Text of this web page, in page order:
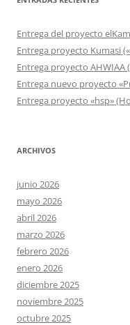
Entrega del proyecto
Entrega proyecto Kumasi
Entrega proyecto AHWIAA
Entrega nuevo proyecto
Entrega proyecto «hsp»
ARCHIVOS
junio 2026
mayo 2026
abril 2026
marzo 2026
febrero 2026
enero 2026
diciembre 2025
noviembre 2025
octubre 2025